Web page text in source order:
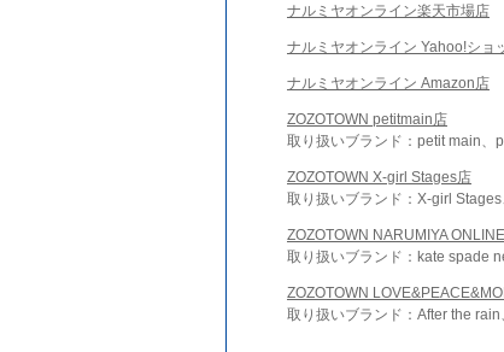
ナルミヤオンライン楽天市場店
ナルミヤオンライン Yahoo!ショ
ナルミヤオンライン Amazon店
ZOZOTOWN petitmain店
取り扱いブランド：petit main、
ZOZOTOWN X-girl Stages店
取り扱いブランド：X-girl
ZOZOTOWN NARUMIYA
取り扱いブランド：kate spade
ZOZOTOWN
取り扱いブランド：After the